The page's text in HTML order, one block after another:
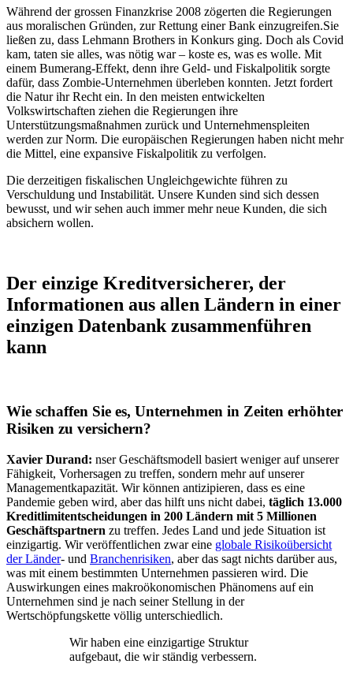
Während der grossen Finanzkrise 2008 zögerten die Regierungen
aus moralischen Gründen, zur Rettung einer Bank einzugreifen.Sie
ließen zu, dass Lehmann Brothers in Konkurs ging. Doch als Covid
kam, taten sie alles, was nötig war – koste es, was es wolle. Mit
einem Bumerang-Effekt, denn ihre Geld- und Fiskalpolitik sorgte
dafür, dass Zombie-Unternehmen überleben konnten. Jetzt fordert
die Natur ihr Recht ein. In den meisten entwickelten
Volkswirtschaften ziehen die Regierungen ihre
Unterstützungsmaßnahmen zurück und Unternehmenspleiten
werden zur Norm. Die europäischen Regierungen haben nicht mehr
die Mittel, eine expansive Fiskalpolitik zu verfolgen.
Die derzeitigen fiskalischen Ungleichgewichte führen zu
Verschuldung und Instabilität. Unsere Kunden sind sich dessen
bewusst, und wir sehen auch immer mehr neue Kunden, die sich
absichern wollen.
Der einzige Kreditversicherer, der
Informationen aus allen Ländern in einer
einzigen Datenbank zusammenführen
kann
Wie schaffen Sie es, Unternehmen in Zeiten erhöhter
Risiken zu versichern?
Xavier Durand: nser Geschäftsmodell basiert weniger auf unserer
Fähigkeit, Vorhersagen zu treffen, sondern mehr auf unserer
Managementkapazität. Wir können antizipieren, dass es eine
Pandemie geben wird, aber das hilft uns nicht dabei, täglich 13.000
Kreditlimitentscheidungen in 200 Ländern mit 5 Millionen
Geschäftspartnern zu treffen. Jedes Land und jede Situation ist
einzigartig. Wir veröffentlichen zwar eine globale Risikoübersicht
der Länder- und Branchenrisiken, aber das sagt nichts darüber aus,
was mit einem bestimmten Unternehmen passieren wird. Die
Auswirkungen eines makroökonomischen Phänomens auf ein
Unternehmen sind je nach seiner Stellung in der
Wertschöpfungskette völlig unterschiedlich.
Wir haben eine einzigartige Struktur
aufgebaut, die wir ständig verbessern.